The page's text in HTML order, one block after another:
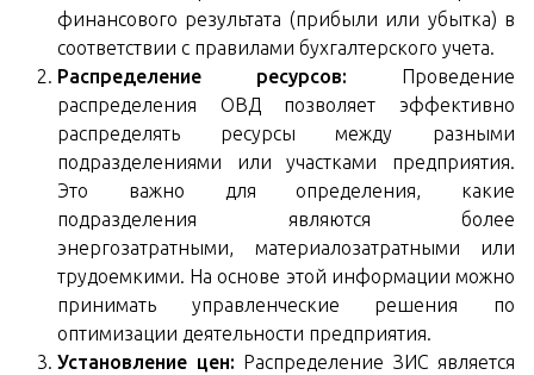
финансового результата (прибыли или убытка) в
соответствии с правилами бухгалтерского учета.
Распределение ресурсов: Проведение
распределения ОВД позволяет эффективно
распределять ресурсы между разными
подразделениями или участками предприятия.
Это важно для определения, какие
подразделения являются более
энергозатратными, материалозатратными или
трудоемкими. На основе этой информации можно
принимать управленческие решения по
оптимизации деятельности предприятия.
Установление цен: Распределение ЗИС является